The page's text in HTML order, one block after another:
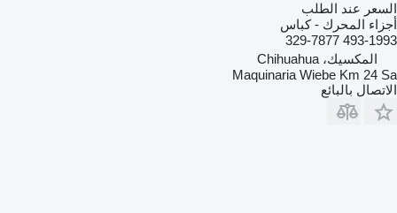
السعر عند الطلب
أجزاء المحرك - كباس
493-1993 329-7877
المكسيك، Chihuahua
Maquinaria Wiebe Km 24 Sa
الاتصال بالبائع